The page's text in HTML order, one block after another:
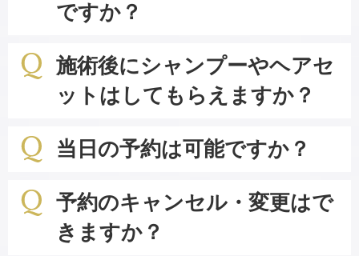
ですか？
施術後にシャンプーやヘアセ
ットはしてもらえますか？
当日の予約は可能ですか？
予約のキャンセル・変更はで
きますか？